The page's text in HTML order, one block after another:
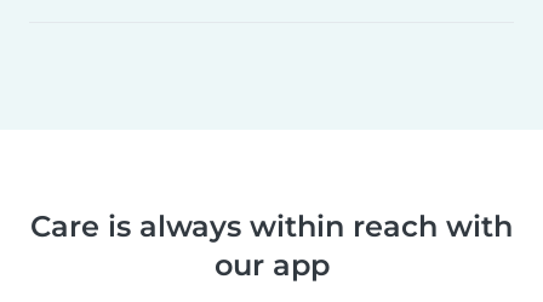
Care is always within reach with
our app